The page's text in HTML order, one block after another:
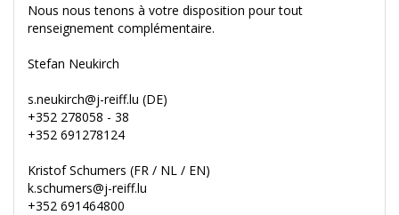
Nous nous tenons à votre disposition pour tout
renseignement complémentaire.
Stefan Neukirch
s.neukirch@j-reiff.lu (DE)
+352 278058 - 38
+352 691278124
Kristof Schumers (FR / NL / EN)
k.schumers@j-reiff.lu
+352 691464800